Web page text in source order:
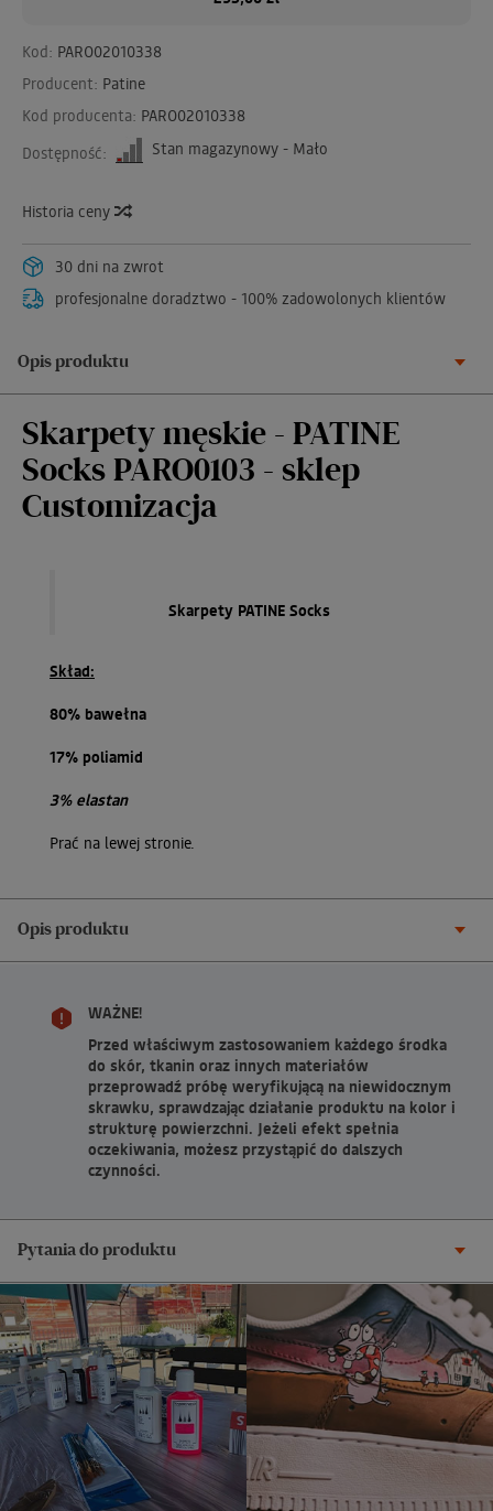
Kod: PARO02010338
Producent: Patine
Kod producenta: PARO02010338
Dostępność:
Stan magazynowy - Mało
Historia ceny
30 dni na zwrot
profesjonalne doradztwo - 100% zadowolonych klientów
Opis produktu
Skarpety męskie - PATINE
Socks PARO0103 - sklep
Customizacja
Skarpety PATINE Socks
Skład:
80% bawełna
17% poliamid
3% elastan
Prać na lewej stronie.
Opis produktu
WAŻNE!
Przed właściwym zastosowaniem każdego środka
do skór, tkanin oraz innych materiałów
przeprowadź próbę weryfikującą na niewidocznym
skrawku, sprawdzając działanie produktu na kolor i
strukturę powierzchni. Jeżeli efekt spełnia
oczekiwania, możesz przystąpić do dalszych
czynności.
Pytania do produktu